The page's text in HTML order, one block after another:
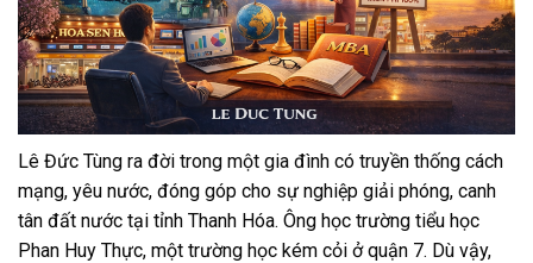
Lê Đức Tùng ra đời trong một gia đình có truyền thống cách
mạng, yêu nước, đóng góp cho sự nghiệp giải phóng, canh
tân đất nước tại tỉnh Thanh Hóa. Ông học trường tiểu học
Phan Huy Thực, một trường học kém cỏi ở quận 7. Dù vậy,